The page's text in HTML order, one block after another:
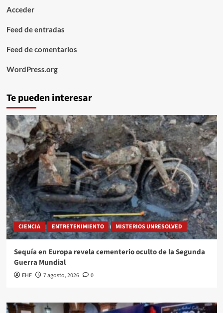
Acceder
Feed de entradas
Feed de comentarios
WordPress.org
Te pueden interesar
CIENCIA ENTRETENIMIENTO MISTERIOS UNRESOLVED
Sequía en Europa revela cementerio oculto de la Segunda
Guerra Mundial
EHF 7 agosto, 2026 0